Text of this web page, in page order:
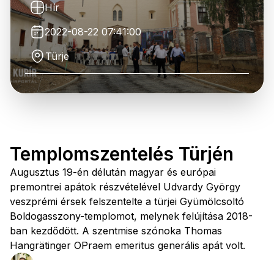
Hír
2022-08-22 07:41:00
Türje
Templomszentelés Türjén
Augusztus 19-én délután magyar és európai
premontrei apátok részvételével Udvardy György
veszprémi érsek felszentelte a türjei Gyümölcsoltó
Boldogasszony-templomot, melynek felújítása 2018-
ban kezdődött. A szentmise szónoka Thomas
Hangrätinger OPraem emeritus generális apát volt.